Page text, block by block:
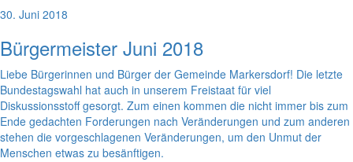
30. Juni 2018
Bürgermeister Juni 2018
Liebe Bürgerinnen und Bürger der Gemeinde Markersdorf! Die letzte
Bundestagswahl hat auch in unserem Freistaat für viel
Diskussionsstoff gesorgt. Zum einen kommen die nicht immer bis zum
Ende gedachten Forderungen nach Veränderungen und zum anderen
stehen die vorgeschlagenen Veränderungen, um den Unmut der
Menschen etwas zu besänftigen.